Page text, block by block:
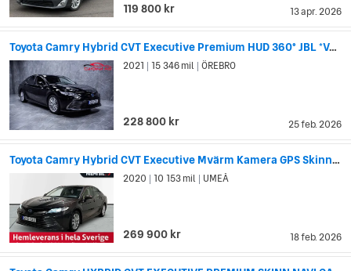
13 apr. 2026
119 800 kr
Toyota Camry Hybrid CVT Executive Premium HUD 360° JBL *VÄLUTRUSTAD*
25 feb. 2026
2021 15 346 mil ÖREBRO
228 800 kr
Toyota Camry Hybrid CVT Executive Mvärm Kamera GPS Skinn SoV
18 feb. 2026
2020 10 153 mil UMEÅ
269 900 kr